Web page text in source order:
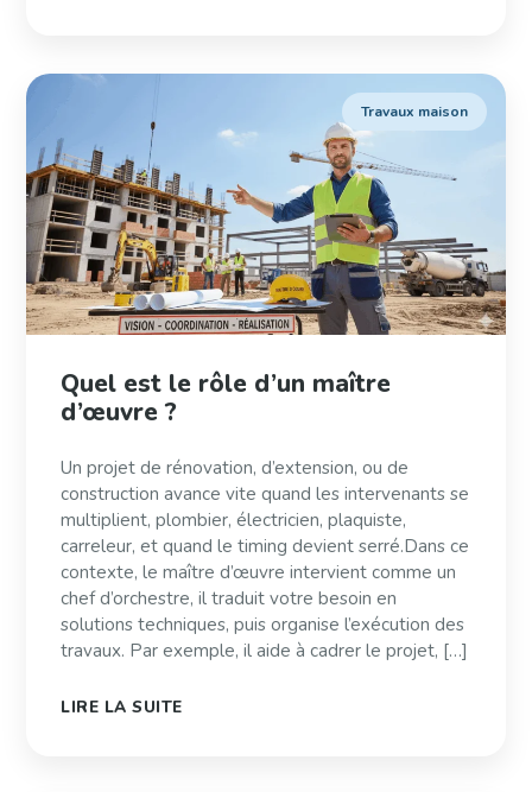
Travaux maison
Quel est le rôle d’un maître
d’œuvre ?
Un projet de rénovation, d’extension, ou de
construction avance vite quand les intervenants se
multiplient, plombier, électricien, plaquiste,
carreleur, et quand le timing devient serré.Dans ce
contexte, le maître d’œuvre intervient comme un
chef d’orchestre, il traduit votre besoin en
solutions techniques, puis organise l’exécution des
travaux. Par exemple, il aide à cadrer le projet, […]
LIRE LA SUITE